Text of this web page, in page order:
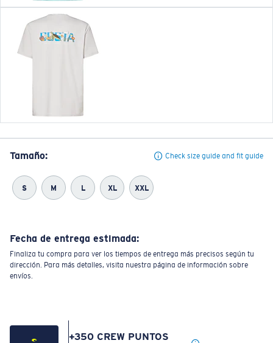
Tamaño: Check size guide and fit guide
S M L XL XXL
Fecha de entrega estimada:
Finaliza tu compra para ver los tiempos de entrega más precisos según tu
dirección. Para más detalles, visita nuestra página de información sobre
envíos.
+350 CREW PUNTOS